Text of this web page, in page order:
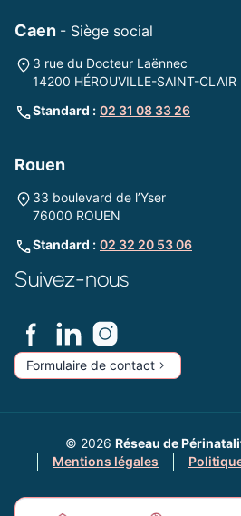
Caen - Siège social
3 rue du Docteur Laënnec
14200 HÉROUVILLE-SAINT-CLAIR
Standard : 02 31 08 33 26
Rouen
33 boulevard de l’Yser
76000 ROUEN
Standard : 02 32 20 53 06
Suivez-nous
Formulaire de contact
© 2026 Réseau de
Mentions légales